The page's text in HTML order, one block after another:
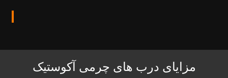
مزایای درب های چرمی آکوستیک